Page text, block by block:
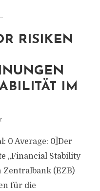
RISIKEN
IM
0 Average: 0]Der
„Financial Stability
Zentralbank (EZB)
für die